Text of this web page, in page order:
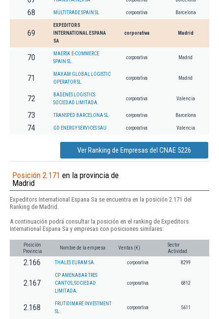
68 MULTITRADE SPAIN SL corporativa Barcelona
69
EXPEDITORS
INTERNATIONAL ESPANA
SA
corporativa Madrid
70
MAERSK E-COMMERCE
SPAIN SL.
corporativa Madrid
71
MAXAM GLOBAL LOGISTIC
OPERATOR SL.
corporativa Madrid
72
BADENES LOGISTICS
SOCIEDAD LIMITADA.
corporativa Valencia
73 TRANSPED BARCELONA SL. corporativa Barcelona
74 GD ENERGY SERVICES SAU corporativa Valencia
Ver Ranking de Empresas del CNAE 5226
Posición 2.171 en la provincia de
Madrid
Expeditors International Espana Sa se encuentra en la posición 2.171 del
Ranking de Madrid.
A continuación podrá consultar la posición en el ranking de Expeditors
International Espana Sa y empresas con posiciones similares:
Posición
Provincia
Nombre de la empresa Ventas (€)
Sector
Actividad
2.166 THALES EURAM SA. corporativa 8299
2.167
CP AMENABAR TRES
CANTOS, SOCIEDAD
LIMITADA.
corporativa 6812
2.168
FRUTIDIMARE INVESTMENT
SL.
corporativa 5611